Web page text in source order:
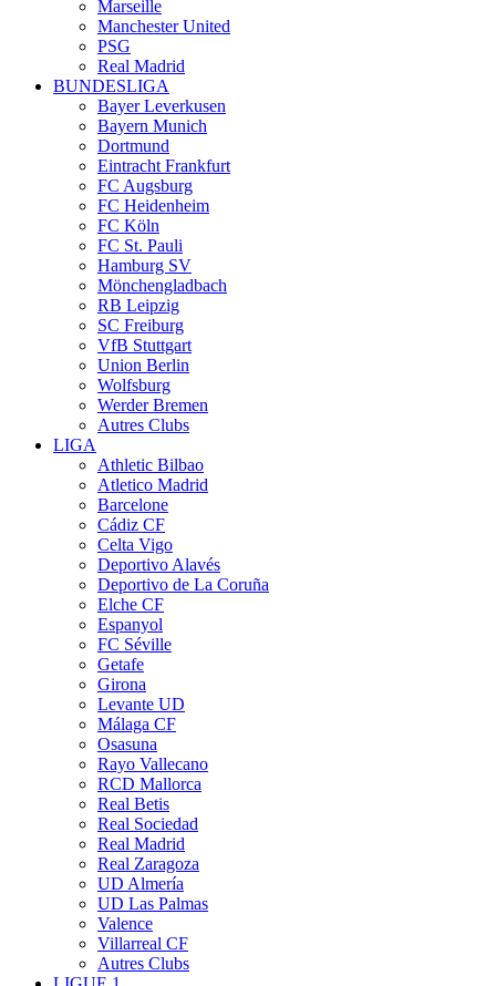
Marseille
Manchester United
PSG
Real Madrid
BUNDESLIGA
Bayer Leverkusen
Bayern Munich
Dortmund
Eintracht Frankfurt
FC Augsburg
FC Heidenheim
FC Köln
FC St. Pauli
Hamburg SV
Mönchengladbach
RB Leipzig
SC Freiburg
VfB Stuttgart
Union Berlin
Wolfsburg
Werder Bremen
Autres Clubs
LIGA
Athletic Bilbao
Atletico Madrid
Barcelone
Cádiz CF
Celta Vigo
Deportivo Alavés
Deportivo de La Coruña
Elche CF
Espanyol
FC Séville
Getafe
Girona
Levante UD
Málaga CF
Osasuna
Rayo Vallecano
RCD Mallorca
Real Betis
Real Sociedad
Real Madrid
Real Zaragoza
UD Almería
UD Las Palmas
Valence
Villarreal CF
Autres Clubs